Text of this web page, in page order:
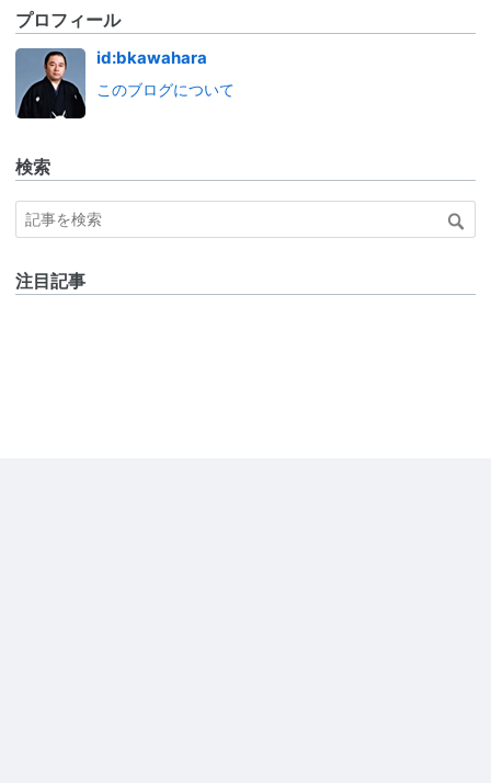
プロフィール
id:bkawahara
このブログについて
検索
注目記事